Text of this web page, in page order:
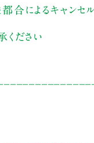
合によるキャンセ
ください